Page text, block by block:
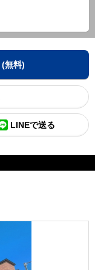
(無料)
LINEで送る